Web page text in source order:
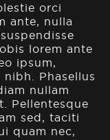
orci
ante, nulla
lorem ante
ipsum,
Phasellus
nullam
Pellentesque
sed, taciti
quam nec,